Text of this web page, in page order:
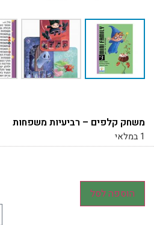
משחק קלפים – רביעיות משפחות
1 במלאי
הוספה לסל